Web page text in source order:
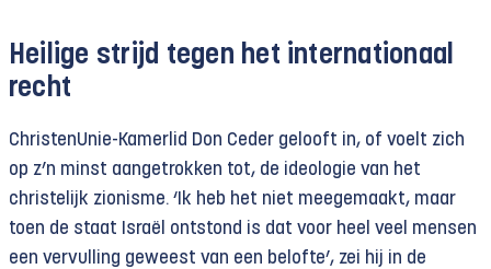
Heilige strijd tegen het internationaal
recht
ChristenUnie-Kamerlid Don Ceder gelooft in, of voelt zich
op z’n minst aangetrokken tot, de ideologie van het
christelijk zionisme. ‘Ik heb het niet meegemaakt, maar
toen de staat Israël ontstond is dat voor heel veel mensen
een vervulling geweest van een belofte’, zei hij in de